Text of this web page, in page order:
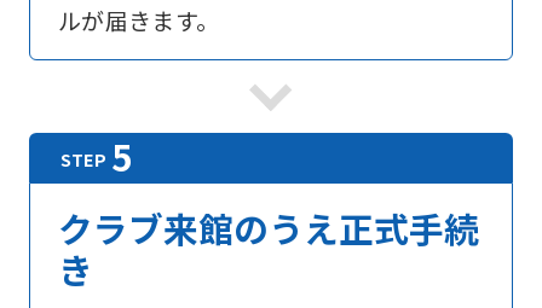
ルが届きます。
クラブ来館のうえ正式手続
き
official
translated